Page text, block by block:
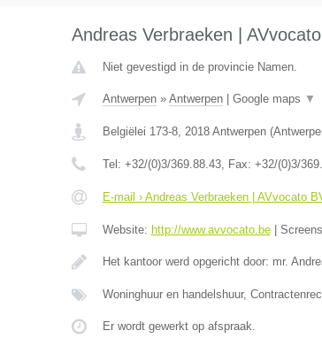
Andreas Verbraeken |
Niet gevestigd in de provincie Namen.
Antwerpen» Antwerpen| Google maps ▼
Belgiëlei 173-8, 2018 Antwerpen(
Tel: +32/(0)3/369.88.43, Fax: +32/(0)3/
E-mail › Andreas Verbraeken | AVvocato
Website: http://www.avvocato.be|
Het kantoor werd opgericht door: mr.
Woninghuur en handelshuur,
Er wordt gewerkt op afspraak.